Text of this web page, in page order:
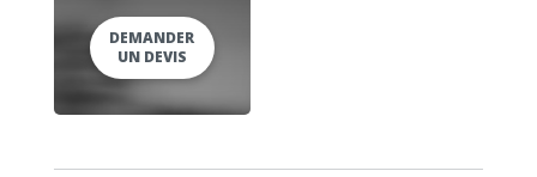
DEMANDER
UN DEVIS